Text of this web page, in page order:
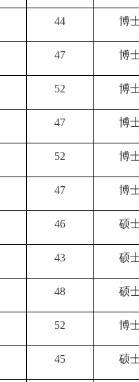
44 博
47 博
52 博
47 博
52 博
47 博
46 硕
43 硕
48 硕
52 博
45 硕